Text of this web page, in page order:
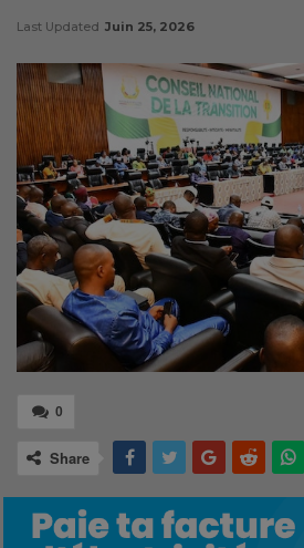
Last Updated Juin 25, 2026
0
Share